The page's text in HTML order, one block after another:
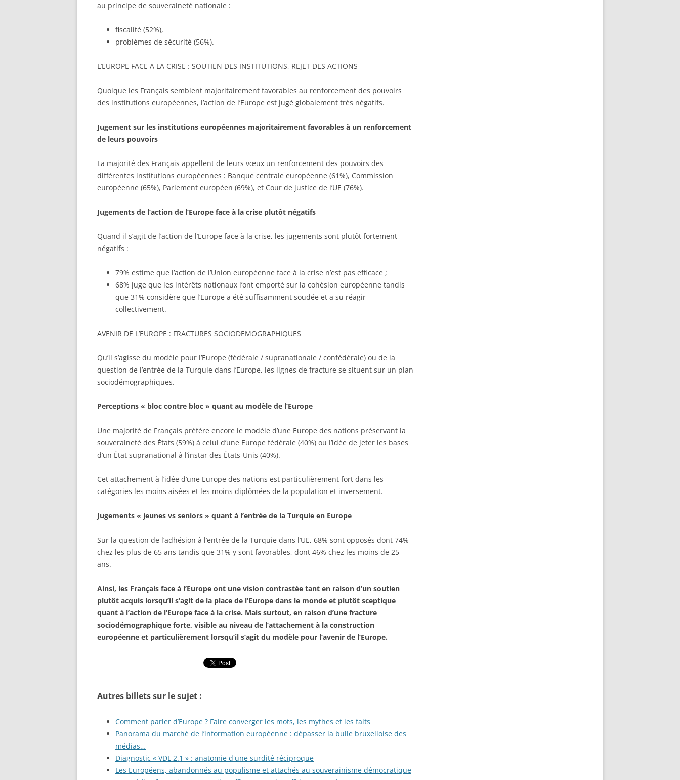
au principe de souveraineté nationale :
fiscalité (52%),
problèmes de sécurité (56%).
L’EUROPE FACE A LA CRISE : SOUTIEN DES INSTITUTIONS, REJET DES ACTIONS
Quoique les Français semblent majoritairement favorables au renforcement des pouvoirs
des institutions européennes, l’action de l’Europe est jugé globalement très négatifs.
Jugement sur les institutions européennes majoritairement favorables à un renforcement
de leurs pouvoirs
La majorité des Français appellent de leurs vœux un renforcement des pouvoirs des
différentes institutions européennes : Banque centrale européenne (61%), Commission
européenne (65%), Parlement européen (69%), et Cour de justice de l’UE (76%).
Jugements de l’action de l’Europe face à la crise plutôt négatifs
Quand il s’agit de l’action de l’Europe face à la crise, les jugements sont plutôt fortement
négatifs :
79% estime que l’action de l’Union européenne face à la crise n’est pas efficace ;
68% juge que les intérêts nationaux l’ont emporté sur la cohésion européenne tandis
que 31% considère que l’Europe a été suffisamment soudée et a su réagir
collectivement.
AVENIR DE L’EUROPE : FRACTURES SOCIODEMOGRAPHIQUES
Qu’il s’agisse du modèle pour l’Europe (fédérale / supranationale / confédérale) ou de la
question de l’entrée de la Turquie dans l’Europe, les lignes de fracture se situent sur un plan
sociodémographiques.
Perceptions « bloc contre bloc » quant au modèle de l’Europe
Une majorité de Français préfère encore le modèle d’une Europe des nations préservant la
souveraineté des États (59%) à celui d’une Europe fédérale (40%) ou l’idée de jeter les bases
d’un État supranational à l’instar des États-Unis (40%).
Cet attachement à l’idée d’une Europe des nations est particulièrement fort dans les
catégories les moins aisées et les moins diplômées de la population et inversement.
Jugements « jeunes vs seniors » quant à l’entrée de la Turquie en Europe
Sur la question de l’adhésion à l’entrée de la Turquie dans l’UE, 68% sont opposés dont 74%
chez les plus de 65 ans tandis que 31% y sont favorables, dont 46% chez les moins de 25
ans.
Ainsi, les Français face à l’Europe ont une vision contrastée tant en raison d’un soutien
plutôt acquis lorsqu’il s’agit de la place de l’Europe dans le monde et plutôt sceptique
quant à l’action de l’Europe face à la crise. Mais surtout, en raison d’une fracture
sociodémographique forte, visible au niveau de l’attachement à la construction
européenne et particulièrement lorsqu’il s’agit du modèle pour l’avenir de l’Europe.
Autres billets sur le sujet :
Comment parler d’Europe ? Faire converger les mots, les mythes et les faits
Panorama du marché de l’information européenne : dépasser la bulle bruxelloise des
médias…
Diagnostic « VDL 2.1 » : anatomie d'une surdité réciproque
Les Européens, abandonnés au populisme et attachés au souverainisme démocratique